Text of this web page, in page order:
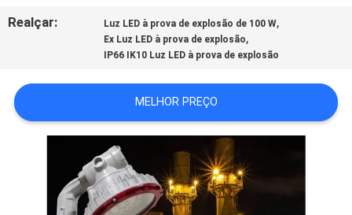
MAPA
SITE
PRIVACY
Realçar: Luz LED à prova de explosão de 100 W,
Ex Luz LED à prova de explosão,
IP66 IK10 Luz LED à prova de explosão
MELHOR PREÇO